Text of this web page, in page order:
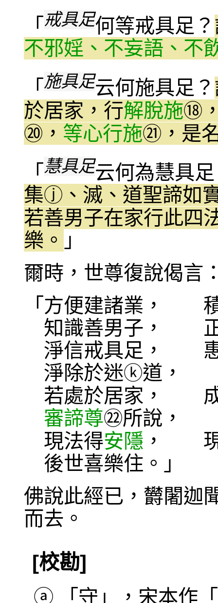
「 戒具足何等戒具足？
不邪婬、不妄語、不
「 施具足云何施具足？
於居家，行解脫施⑱
⑳ ， 等心行施㉑ ，是
「 慧具足云何為慧具
集ⓙ 、滅、道聖諦如
若善男子在家行此四
樂。 」
爾時，世尊復說偈言
「方便建諸業，
知識善男子， 正
淨信戒具足， 惠
淨除於迷ⓚ道，
若處於居家， 成
審諦尊㉒所說
現法得安隱 ， 現
後世喜樂住。」
佛說此經已，欝闍迦
而去。
[校勘]
ⓐ 「守」，宋本作